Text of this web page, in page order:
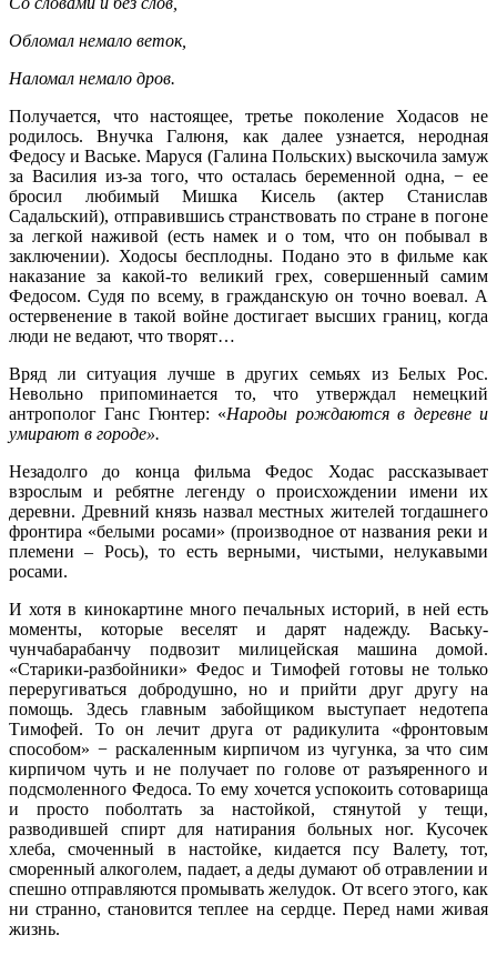
Обломал немало веток,
Наломал немало дров.
Получается, что настоящее, третье поколение Ходасов не
родилось. Внучка Галюня, как далее узнается, неродная
Федосу и Ваське. Маруся (Галина Польских) выскочила замуж
за Василия из-за того, что осталась беременной одна, − ее
бросил любимый Мишка Кисель (актер Станислав
Садальский), отправившись странствовать по стране в погоне
за легкой наживой (есть намек и о том, что он побывал в
заключении). Ходосы бесплодны. Подано это в фильме как
наказание за какой-то великий грех, совершенный самим
Федосом. Судя по всему, в гражданскую он точно воевал. А
остервенение в такой войне достигает высших границ, когда
люди не ведают, что творят…
Вряд ли ситуация лучше в других семьях из Белых Рос.
Невольно припоминается то, что утверждал немецкий
антрополог Ганс Гюнтер: «Народы рождаются в деревне и
умирают в городе».
Незадолго до конца фильма Федос Ходас рассказывает
взрослым и ребятне легенду о происхождении имени их
деревни. Древний князь назвал местных жителей тогдашнего
фронтира «белыми росами» (производное от названия реки и
племени – Рось), то есть верными, чистыми, нелукавыми
росами.
И хотя в кинокартине много печальных историй, в ней есть
моменты, которые веселят и дарят надежду. Ваську-
чунчабарабанчу подвозит милицейская машина домой.
«Старики-разбойники» Федос и Тимофей готовы не только
переругиваться добродушно, но и прийти друг другу на
помощь. Здесь главным забойщиком выступает недотепа
Тимофей. То он лечит друга от радикулита «фронтовым
способом» − раскаленным кирпичом из чугунка, за что сим
кирпичом чуть и не получает по голове от разъяренного и
подсмоленного Федоса. То ему хочется успокоить сотоварища
и просто поболтать за настойкой, стянутой у тещи,
разводившей спирт для натирания больных ног. Кусочек
хлеба, смоченный в настойке, кидается псу Валету, тот,
сморенный алкоголем, падает, а деды думают об отравлении и
спешно отправляются промывать желудок. От всего этого, как
ни странно, становится теплее на сердце. Перед нами живая
жизнь.